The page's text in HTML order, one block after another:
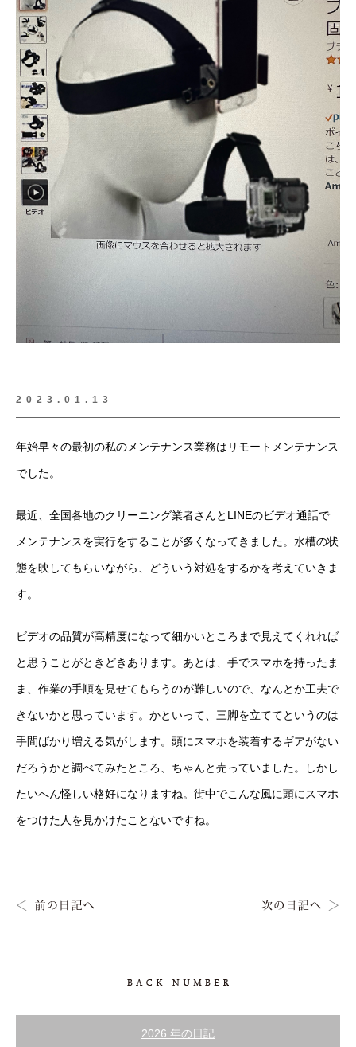
2023.01.13
年始早々の最初の私のメンテナンス業務はリモートメンテナンス
でした。
最近、全国各地のクリーニング業者さんとLINEのビデオ通話で
メンテナンスを実行をすることが多くなってきました。水槽の状
態を映してもらいながら、どういう対処をするかを考えていきま
す。
ビデオの品質が高精度になって細かいところまで見えてくれれば
と思うことがときどきあります。あとは、手でスマホを持ったま
ま、作業の手順を見せてもらうのが難しいので、なんとか工夫で
きないかと思っています。かといって、三脚を立ててというのは
手間ばかり増える気がします。頭にスマホを装着するギアがない
だろうかと調べてみたところ、ちゃんと売っていました。しかし
たいへん怪しい格好になりますね。街中でこんな風に頭にスマホ
をつけた人を見かけたことないですね。
2026 年の日記